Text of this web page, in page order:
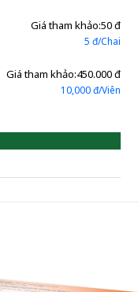
Giá tham khảo:50 đ
5 đ/Chai
Giá tham khảo:450.000 đ
10,000 đ/Viên